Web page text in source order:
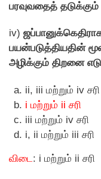
பரவுவதைத்
iv)
பயன்படுத்தியதின்
அழிக்கும் திறனை
ii, iii மற்றும் iv சரி
i மற்றும் ii சரி
iii மற்றும் iv சரி
i, ii மற்றும் iii சரி
விடை : i மற்றும் ii சரி